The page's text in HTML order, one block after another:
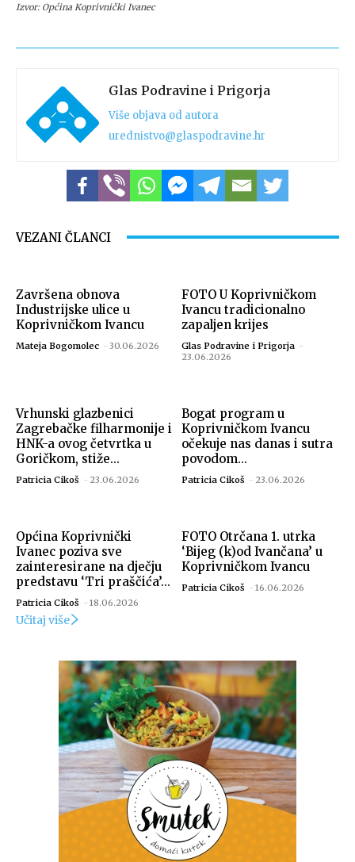
Izvor: Općina Koprivnički Ivanec
Glas Podravine i Prigorja
Više objava od autora
urednistvo@glaspodravine.hr
VEZANI ČLANCI
Završena obnova
Industrijske ulice u
Koprivničkom Ivancu
Mateja Bogomolec - 30.06.2026
FOTO U Koprivničkom
Ivancu tradicionalno
zapaljen krijes
Glas Podravine i Prigorja -
23.06.2026
Vrhunski glazbenici
Zagrebačke filharmonije i
HNK-a ovog četvrtka u
Goričkom, stiže...
Patricia Cikoš - 23.06.2026
Bogat program u
Koprivničkom Ivancu
očekuje nas danas i sutra
povodom...
Patricia Cikoš - 23.06.2026
Općina Koprivnički
Ivanec poziva sve
zainteresirane na dječju
predstavu ‘Tri praščića’...
Patricia Cikoš - 18.06.2026
FOTO Otrčana 1. utrka
‘Bijeg (k)od Ivančana’ u
Koprivničkom Ivancu
Patricia Cikoš - 16.06.2026
Učitaj više